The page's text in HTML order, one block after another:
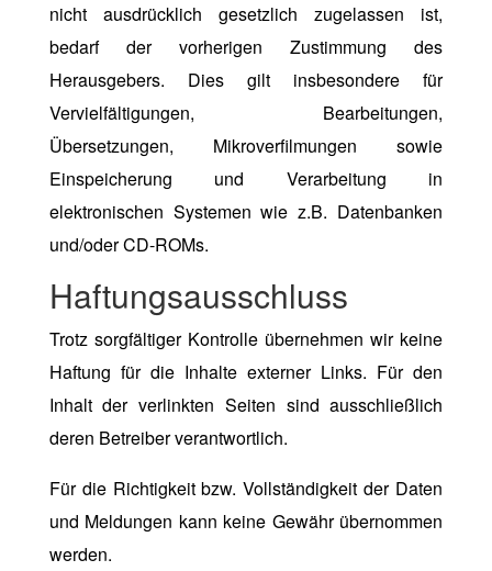
nicht ausdrücklich gesetzlich zugelassen ist,
bedarf der vorherigen Zustimmung des
Herausgebers. Dies gilt insbesondere für
Vervielfältigungen, Bearbeitungen,
Übersetzungen, Mikroverfilmungen sowie
Einspeicherung und Verarbeitung in
elektronischen Systemen wie z.B. Datenbanken
und/oder CD-ROMs.
Haftungsausschluss
Trotz sorgfältiger Kontrolle übernehmen wir keine
Haftung für die Inhalte externer Links. Für den
Inhalt der verlinkten Seiten sind ausschließlich
deren Betreiber verantwortlich.
Für die Richtigkeit bzw. Vollständigkeit der Daten
und Meldungen kann keine Gewähr übernommen
werden.